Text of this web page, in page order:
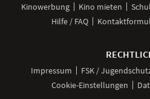
Kinowerbung
Kino mieten
Hilfe / FAQ
Impressum FSK /
Cookie-Einstellungen